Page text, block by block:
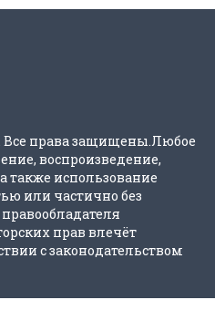
Все права защищены.Любое
воспроизведение,
также использование
или частично без
прав влечёт
с законодательством